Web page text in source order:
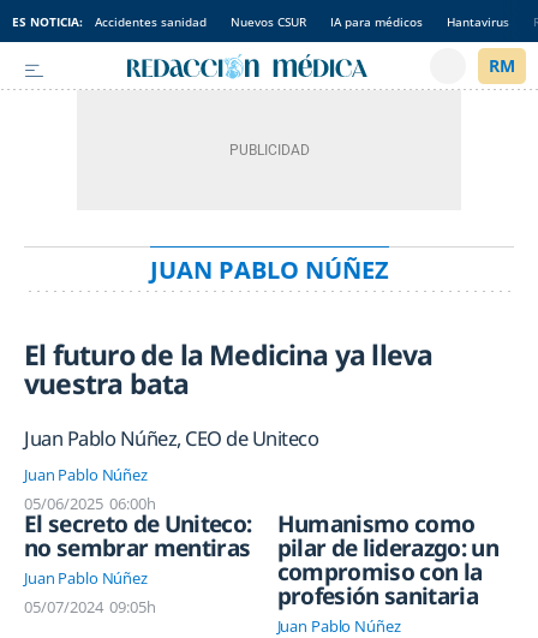
ES NOTICIA: Accidentes sanidad Nuevos CSUR IA para médicos Hantavirus
JUAN PABLO NÚÑEZ
El futuro de la Medicina ya lleva
vuestra bata
Juan Pablo Núñez, CEO de Uniteco
Juan Pablo Núñez
05/06/2025 06:00h
El secreto de Uniteco:
no sembrar mentiras
Juan Pablo Núñez
05/07/2024 09:05h
Humanismo como
pilar de liderazgo: un
compromiso con la
profesión sanitaria
Juan Pablo Núñez